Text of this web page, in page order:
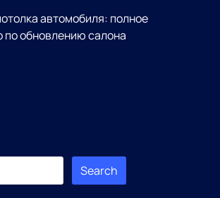
автомобиля: полное
по обновлению салона
Search